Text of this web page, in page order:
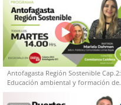
Antofagasta Región Sostenible Cap.2:
Educación ambiental y formación de
capacidades técnicas